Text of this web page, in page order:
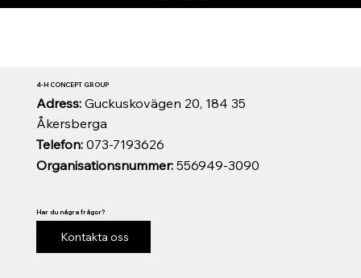
Organisationsnummer:556949-3090
Telefon:073-7193626
Adress: Guckuskovägen 20, 184 35
Åkersberga
4-H CONCEPT GROUP
Har du några frågor?
Kontakta oss